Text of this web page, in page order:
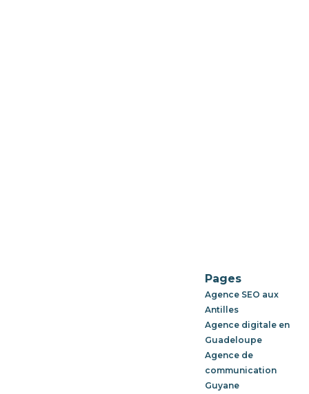
Pages
Agence SEO aux
Antilles
Agence digitale en
Guadeloupe
Agence de
communication
Guyane